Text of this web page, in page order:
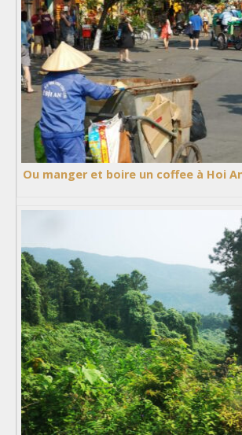
Ou manger et boire un coffee à Hoi